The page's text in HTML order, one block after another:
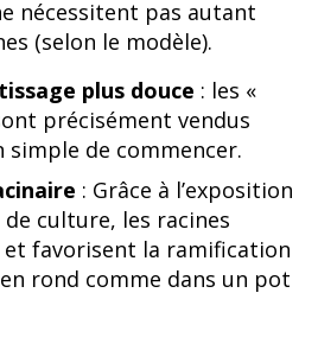
nécessitent pas autant
(selon le modèle).
plus douce : les «
précisément vendus
simple de commencer.
: Grâce à l’exposition
de culture, les racines
favorisent la ramification
rond comme dans un pot